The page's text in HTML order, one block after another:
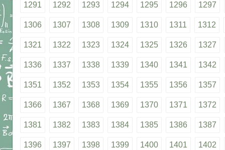
1291 1292 1293 1294 1295 1296 1297
1306 1307 1308 1309 1310 1311 1312
1321 1322 1323 1324 1325 1326 1327
1336 1337 1338 1339 1340 1341 1342
1351 1352 1353 1354 1355 1356 1357
1366 1367 1368 1369 1370 1371 1372
1381 1382 1383 1384 1385 1386 1387
1396 1397 1398 1399 1400 1401 1402